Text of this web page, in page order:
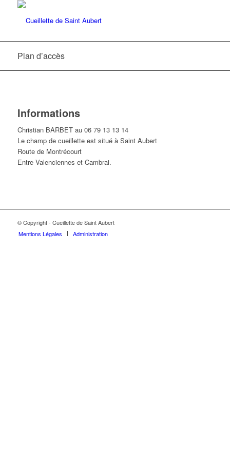
Plan d’accès
Informations
Christian BARBET au 06 79 13 13 14
Le champ de cueillette est situé à Saint Aubert
Route de Montrécourt
Entre Valenciennes et Cambrai.
© Copyright - Cueillette de Saint Aubert
Mentions Légales
Administration